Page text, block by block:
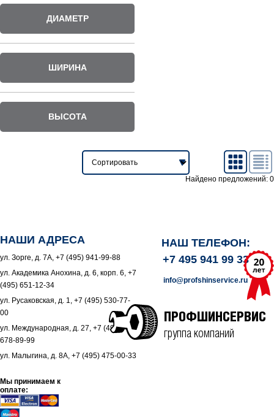
ДИАМЕТР
ШИРИНА
ВЫСОТА
Найдено предложений: 0
НАШИ АДРЕСА
ул. Зорге, д. 7А, +7 (495) 941-99-88
ул. Академика Анохина, д. 6, корп. 6, +7
(495) 651-12-34
ул. Русаковская, д. 1, +7 (495) 530-77-
00
ул. Международная, д. 27, +7 (495)
678-89-99
ул. Малыгина, д. 8А, +7 (495) 475-00-33
Мы принимаем к
оплате:
НАШ ТЕЛЕФОН:
+7 495 941 99 33
info@profshinservice.ru
ПРОФШИНСЕРВИС
группа компаний